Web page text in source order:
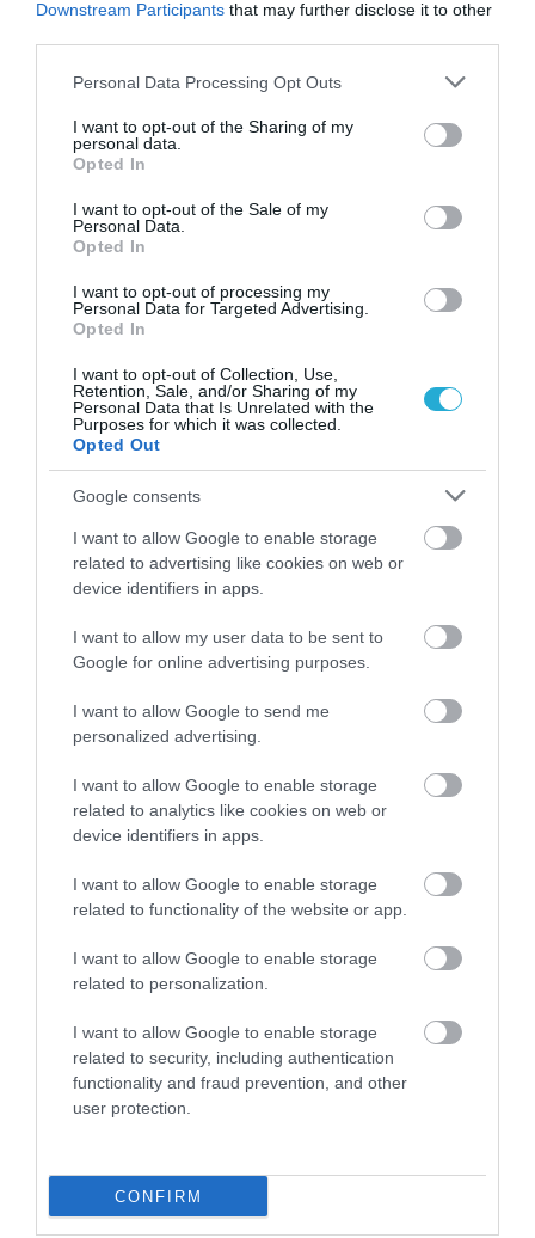
Downstream Participants that may further disclose it to other
Please note that this website/app uses one or more Google
not limited to your visit or usage behaviour. You may click to
grant or deny consent to Google and its third-party tags to
use your data for below specified purposes in below Google
consent section.
Personal Data Processing Opt Outs
I want to opt-out of the Sharing of my
personal data.
Opted In
I want to opt-out of the Sale of my
Personal Data.
Opted In
I want to opt-out of processing my
Personal Data for Targeted Advertising.
Opted In
I want to opt-out of Collection, Use,
Retention, Sale, and/or Sharing of my
Personal Data that Is Unrelated with the
Purposes for which it was collected.
Opted Out
Google consents
I want to allow Google to enable storage
related to advertising like cookies on web or
device identifiers in apps.
I want to allow my user data to be sent to
Google for online advertising purposes.
I want to allow Google to send me
personalized advertising.
I want to allow Google to enable storage
related to analytics like cookies on web or
device identifiers in apps.
I want to allow Google to enable storage
related to functionality of the website or app.
I want to allow Google to enable storage
related to personalization.
I want to allow Google to enable storage
related to security, including authentication
functionality and fraud prevention, and other
user protection.
CONFIRM
06.08.2026 21:06
Μπορούμε να ζήσουμε 194 χρόνια; – Ρώσοι
επιστήμονες εξετάζουν τα θεωρητικά όρια
της ανθρώπινης ζωής
06.08.2026 09:04
Δεν ήταν μόνο ηθικοί λόγοι: Γιατί
εξαφανίστηκε ο κανιβαλισμός από τις
ανθρώπινες κοινωνίες – Τι δείχνει νέα
01.08.2026 15:06
Αυτό είναι το σύμπτωμα του καρκίνου του
δέρματος που μπορεί να εντοπιστεί στο
κομμωτήριο! – Τι δείχνει νέα έρευνα
01.08.2026 12:11
ενέργεια από το πρωί